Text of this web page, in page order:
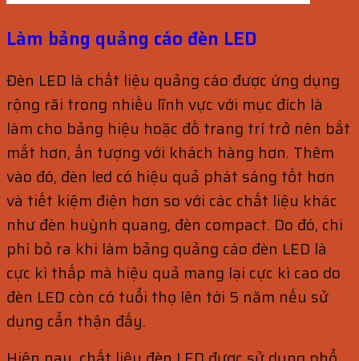
Làm bảng quảng cáo đèn LED
Đèn LED là chất liệu quảng cáo được ứng dụng
rộng rãi trong nhiều lĩnh vực với mục đích là
làm cho bảng hiệu hoặc đồ trang trí trở nên bắt
mắt hơn, ấn tượng với khách hàng hơn. Thêm
vào đó, đèn led có hiệu quả phát sáng tốt hơn
và tiết kiệm điện hơn so với các chất liệu khác
như đèn huỳnh quang, đèn compact. Do đó, chi
phí bỏ ra khi làm bảng quảng cáo đèn LED là
cực kì thấp mà hiệu quả mang lại cực kì cao do
đèn LED còn có tuổi thọ lên tới 5 năm nếu sử
dụng cẩn thận đấy.